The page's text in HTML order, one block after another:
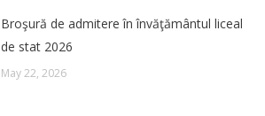
Broşură de admitere în învăţământul liceal
de stat 2026
May 22, 2026